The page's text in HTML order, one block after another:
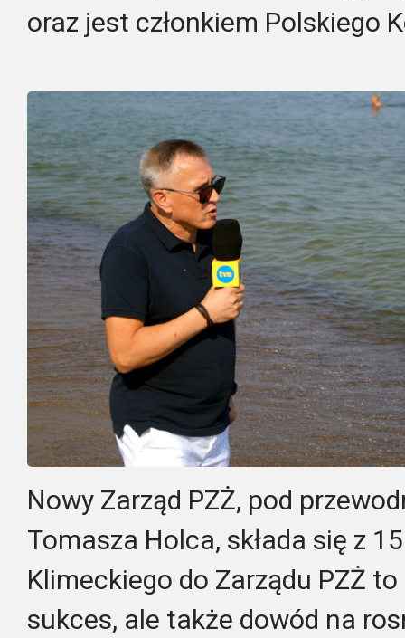
oraz jest członkiem Polskiego
Nowy Zarząd PZŻ, pod
Tomasza Holca, składa się z
Klimeckiego do Zarządu PZŻ
sukces, ale także dowód na